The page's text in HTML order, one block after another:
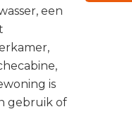
een
is
gebruik of